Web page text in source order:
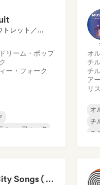
メディア・アウトレット／ジャーナリスト
ドリーム・ポップ
ー・フォーク
ィー・フォーク
オ
チ
チ
ア
リ
オ
チ
チ
GTA Vice City Songs ( 80-90's vibes)